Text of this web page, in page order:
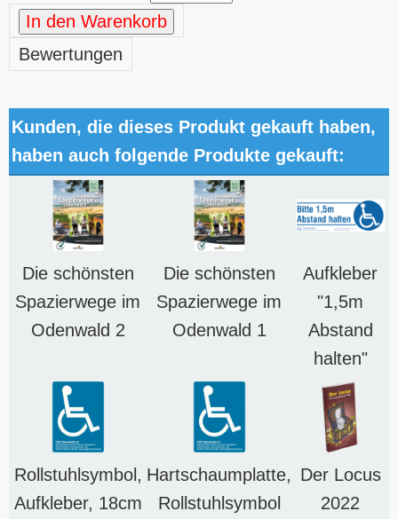
In den Warenkorb
Bewertungen
Kunden, die dieses Produkt gekauft haben,
haben auch folgende Produkte gekauft:
Die schönsten
Spazierwege im
Odenwald 2
Die schönsten
Spazierwege im
Odenwald 1
Aufkleber
"1,5m
Abstand
halten"
Rollstuhlsymbol,
Aufkleber, 18cm
Hartschaumplatte,
Rollstuhlsymbol
Der Locus
2022